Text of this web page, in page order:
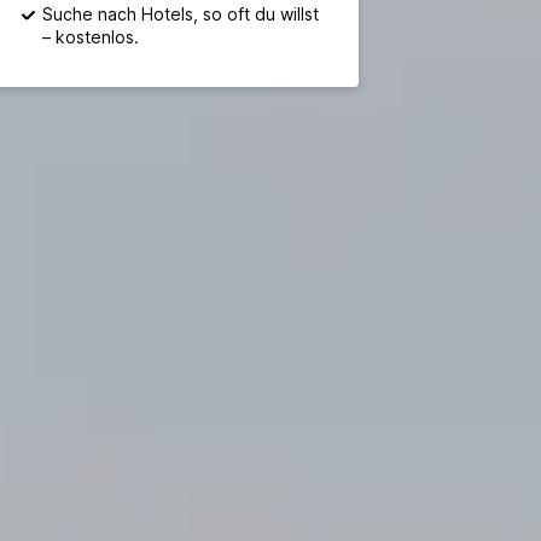
Suche nach Hotels, so oft du willst
– kostenlos.